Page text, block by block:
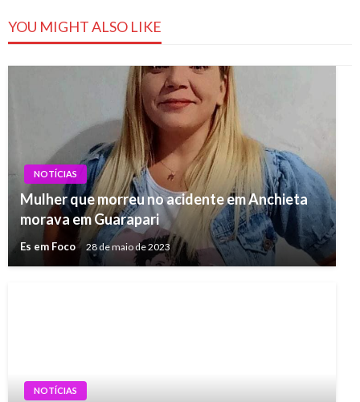
YOU MIGHT ALSO LIKE
NOTÍCIAS
Mulher que morreu no acidente em Anchieta
morava em Guarapari
Es em Foco 28 de maio de 2023
NOTÍCIAS